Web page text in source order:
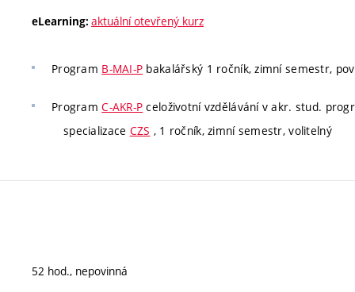
eLearning: aktuální otevřený kurz
Program B-MAI-P bakalářský 1 ročník, zimní semestr,
ProgramC-AKR-P celoživotní vzdělávání v akr. stud.
specializace CZS , 1 ročník, zimní semestr, volitelný
52 hod., nepovinná